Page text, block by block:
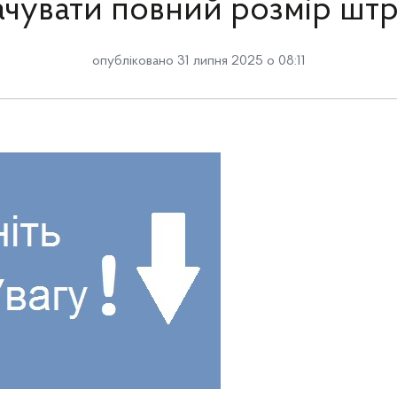
повний розмір
опубліковано 31 липня 2025 о 08:11